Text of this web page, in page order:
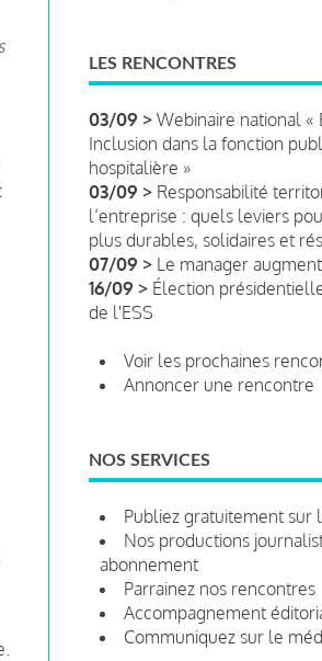
LES RENCONTRES
03/09 > Webinaire national «
Inclusion dans la fonction
hospitalière »
03/09 > Responsabilité
l’entreprise : quels leviers
plus durables, solidaires et
07/09 > Le manager
16/09 > Élection
de l'ESS
Voir les prochaines
Annoncer une rencontre
NOS SERVICES
Publiez gratuitement sur
Nos productions
abonnement
Parrainez nos rencontres
Accompagnement
Communiquez sur le